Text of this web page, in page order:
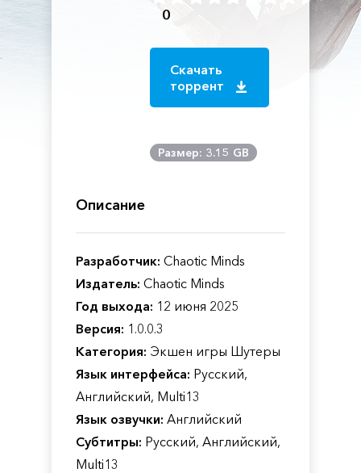
0
Скачать
торрент
Размер: 3.15 GB
Описание
Разработчик: Chaotic Minds
Издатель: Chaotic Minds
Год выхода: 12 июня 2025
Версия: 1.0.0.3
Категория: Экшен игры Шутеры
Язык интерфейса: Русский,
Английский, Multi13
Язык озвучки: Английский
Субтитры: Русский, Английский,
Multi13